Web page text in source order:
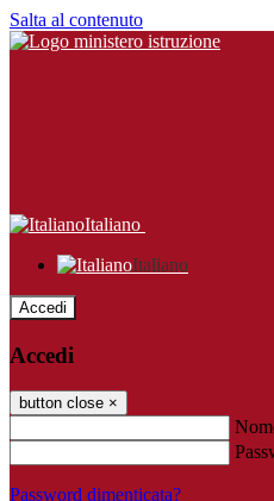
Salta al contenuto
Italiano
Italiano
Accedi
Accedi
button close ×
Password dimenticata?